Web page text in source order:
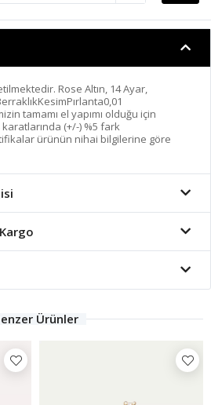
Rose Altın, 14 Ayar,
tamamı el yapımı olduğu için
(+/-) %5 fark
ürünün nihai bilgilerine göre
Ürünler